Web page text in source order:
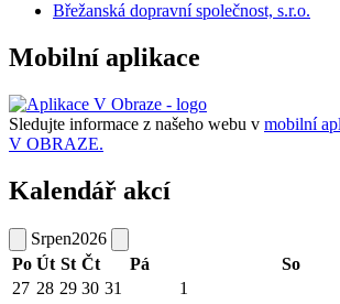
Břežanská dopravní společnost, s.r.o.
Mobilní aplikace
Sledujte informace z našeho webu v mobilní
V OBRAZE.
Kalendář akcí
Srpen2026
Po Út St Čt Pá So
27 28 29 30 31 1